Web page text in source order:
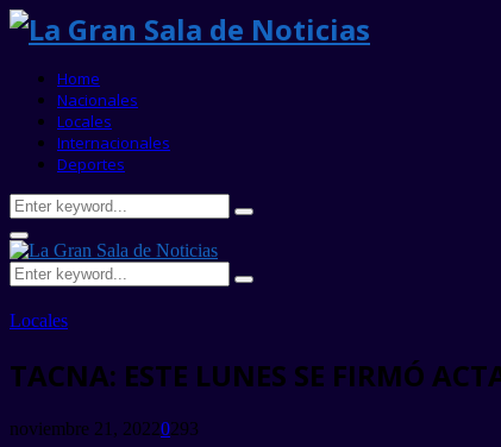
Home
Nacionales
Locales
Internacionales
Deportes
Search
for:
Search
Primary
Menu
Search
for:
Search
Locales
TACNA: ESTE LUNES SE FIRMÓ
noviembre 21, 20220293